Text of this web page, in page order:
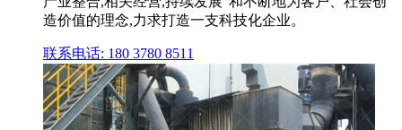
造价值的理念,力求打造一支科技化企业。
联系电话: 180 3780 8511